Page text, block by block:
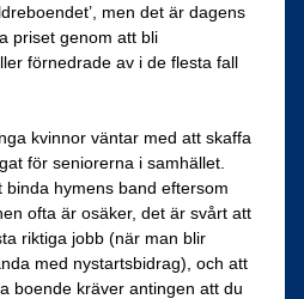
men det är dagens
priset genom att bli
förnedrade av i de flesta fall
kvinnor väntar med att skaffa
för seniorerna i samhället.
hymens band eftersom
ofta är osäker, det är svårt att
riktiga jobb (när man blir
med nystartsbidrag), och att
boende kräver antingen att du